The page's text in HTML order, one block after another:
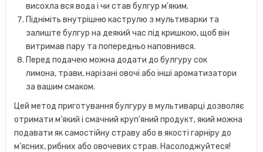
висохла вся вода і чи став булгур м’яким.
Підніміть внутрішню каструлю з мультиварки та
залиште булгур на деякий час під кришкою, щоб він
витримав пару та попередньо наповнився.
Перед подачею можна додати до булгуру сок
лимона, трави, нарізані овочі або інші ароматизатори
за вашим смаком.
Цей метод приготування булгуру в мультиварці дозволяє
отримати м’який і смачний круп’яний продукт, який можна
подавати як самостійну страву або в якості гарніру до
м’ясних, рибних або овочевих страв. Насолоджуйтеся!